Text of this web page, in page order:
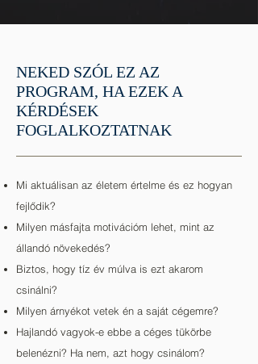
NEKED SZÓL EZ AZ
PROGRAM, HA EZEK A
KÉRDÉSEK
FOGLALKOZTATNAK
Mi aktuálisan az életem értelme és ez hogyan
fejlődik?
Milyen másfajta motivációm lehet, mint az
állandó növekedés?
Biztos, hogy tíz év múlva is ezt akarom
csinálni?
Milyen árnyékot vetek én a saját cégemre?
Hajlandó vagyok-e ebbe a céges tükörbe
belenézni? Ha nem, azt hogy csinálom?